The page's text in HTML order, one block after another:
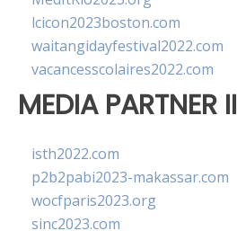
lcicon2023boston.com
waitangidayfestival2022.com
vacancesscolaires2022.com
MEDIA PARTNER II
isth2022.com
p2b2pabi2023-makassar.com
wocfparis2023.org
sinc2023.com